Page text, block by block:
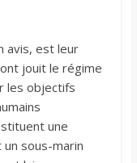
avis, est leur
jouit le régime
les objectifs
une
un sous-marin